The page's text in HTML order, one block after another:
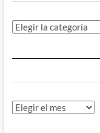
Categorías
Archivos